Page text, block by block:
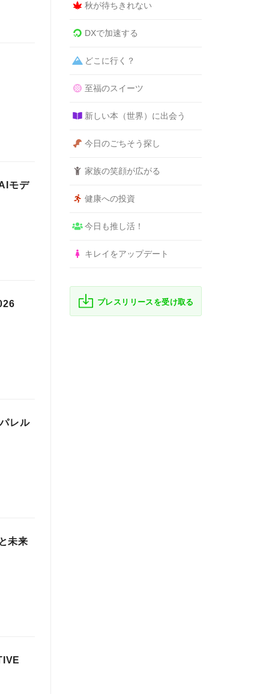
モデ
レル
未来
秋が待ちきれない
DXで加速する
どこに行く？
至福のスイーツ
新しい本（世界）に出会う
今日のごちそう探し
家族の笑顔が広がる
健康への投資
今日も推し活！
キレイをアップデート
プレスリリースを受け取る